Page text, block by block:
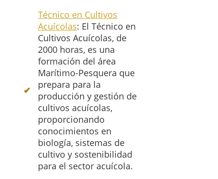
Técnico en Cultivos
Acuícolas: El Técnico en
Cultivos Acuícolas, de
2000 horas, es una
formación del área
Marítimo-Pesquera que
prepara para la
producción y gestión de
cultivos acuícolas,
proporcionando
conocimientos en
biología, sistemas de
cultivo y sostenibilidad
para el sector acuícola.